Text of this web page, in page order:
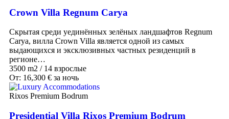
Crown Villa Regnum Carya
Скрытая среди уединённых зелёных ландшафтов Regnum
Carya, вилла Crown Villa является одной из самых
выдающихся и эксклюзивных частных резиденций в
регионе…
3500 m2 / 14 взрослые
От: 16,300 € за ночь
Rixos Premium Bodrum
Presidential Villa Rixos Premium Bodrum